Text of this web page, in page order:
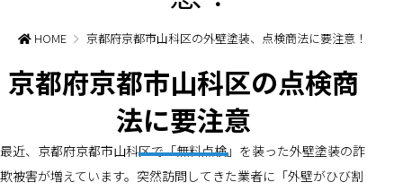
HOME 京都府京都市山科区の外壁塗装、点検商法に要注意！
京都府京都市山科区の点検商
法に要注意
最近、京都府京都市山科区で「無料点検」を装った外壁塗装の詐
欺被害が増えています。突然訪問してきた業者に「外壁がひび割